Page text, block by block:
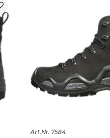
Art.Nr. 7584